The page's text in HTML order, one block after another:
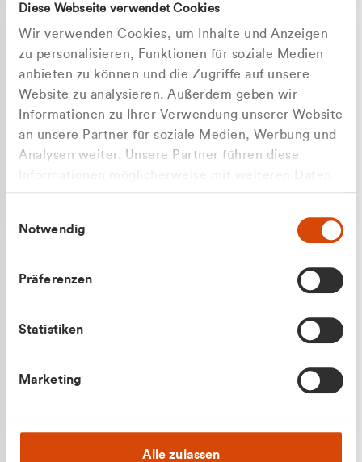
Diese Webseite verwendet Cookies
Wir verwenden Cookies, um Inhalte und Anzeigen
zu personalisieren, Funktionen für soziale Medien
anbieten zu können und die Zugriffe auf unsere
Website zu analysieren. Außerdem geben wir
Informationen zu Ihrer Verwendung unserer Website
an unsere Partner für soziale Medien, Werbung und
Analysen weiter. Unsere Partner führen diese
gesammelt haben.
Notwendig
Präferenzen
Statistiken
Marketing
Alle zulassen
Apilash Balanesan